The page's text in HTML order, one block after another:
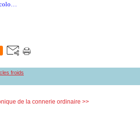
froids
de la connerie ordinaire >>